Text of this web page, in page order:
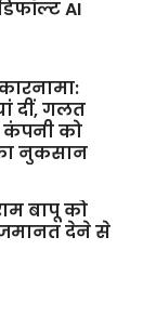
AI
दीं, गलत
को
नुकसान
बापू को
देने से